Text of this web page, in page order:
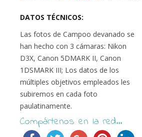
DATOS TÉCNICOS:
Las fotos de Campoo devanado se
han hecho con 3 cámaras: Nikon
D3X, Canon 5DMARK II, Canon
1DSMARK III; Los datos de los
múltiples objetivos empleados les
subiremos en cada foto
paulatinamente.
Compártenos en la red...